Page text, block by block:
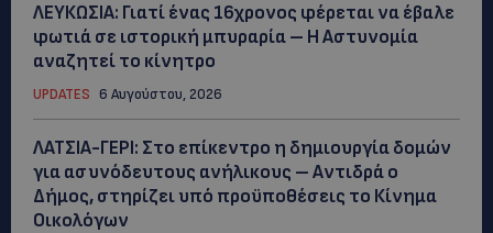
ΛΕΥΚΩΣΙΑ: Γιατί ένας 16χρονος φέρεται να έβαλε
φωτιά σε ιστορική μπυραρία – Η Αστυνομία
αναζητεί το κίνητρο
UPDATES 6 Αυγούστου, 2026
ΛΑΤΣΙΑ-ΓΕΡΙ: Στο επίκεντρο η δημιουργία δομών
για ασυνόδευτους ανήλικους – Αντιδρά ο
Δήμος, στηρίζει υπό προϋποθέσεις το Κίνημα
Οικολόγων